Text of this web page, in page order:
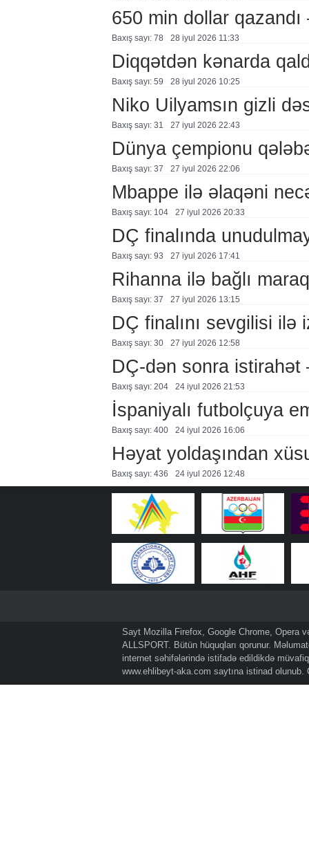
650 min dollar qazandı
Baxış sayı: 78 28 i̇yul 2026 11:33
Diqqətdən kənarda
Baxış sayı: 59 28 i̇yul 2026 10:25
Niko Uilyamsın gizli
Baxış sayı: 31 27 i̇yul 2026 22:43
Dünya çempionu
Baxış sayı: 37 27 i̇yul 2026 22:06
Mbappe ilə əlaqəni
Baxış sayı: 104 27 i̇yul 2026 20:33
DÇ finalında
Baxış sayı: 93 27 i̇yul 2026 17:41
Rihanna ilə bağlı
Baxış sayı: 37 27 i̇yul 2026 13:15
DÇ finalını sevgilisi ilə
Baxış sayı: 30 27 i̇yul 2026 12:58
DÇ-dən sonra istirahət
Baxış sayı: 204 24 i̇yul 2026 21:53
İspaniyalı futbolçuya
Baxış sayı: 400 24 i̇yul 2026 16:06
Həyat yoldaşından
Baxış sayı: 436 24 i̇yul 2026 12:48
Sayt Mozilla Firefox, Google Chrome, Opera
ALLSPORT. Bütün hüquqları qorunur.
internet səhifələrində istifadə edildikdə
www.ehlibeyt-aka.com saytına istinad olunub.